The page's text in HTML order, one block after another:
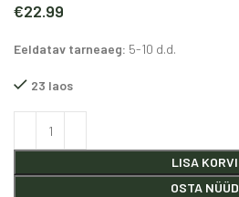
€22.99
Eeldatav tarneaeg: 5-10 d.d.
23 laos
LISA KORVI
OSTA NÜÜD